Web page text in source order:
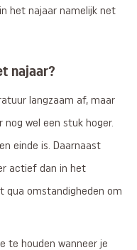
het najaar namelijk net
najaar?
langzaam af, maar
wel een stuk hoger.
einde is. Daarnaast
actief dan in het
qua omstandigheden om
te houden wanneer je